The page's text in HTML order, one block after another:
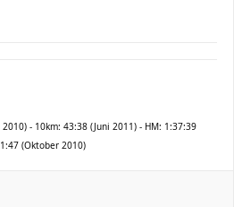
- 10km: 43:38 (Juni 2011) - HM: 1:37:39
(Oktober 2010)